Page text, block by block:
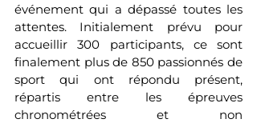
événement qui a dépassé toutes les
attentes. Initialement prévu pour
accueillir 300 participants, ce sont
finalement plus de 850 passionnés de
sport qui ont répondu présent,
répartis entre les épreuves
chronométrées et non